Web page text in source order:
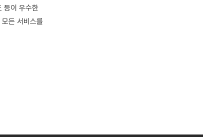
등이 우수한
든 서비스를